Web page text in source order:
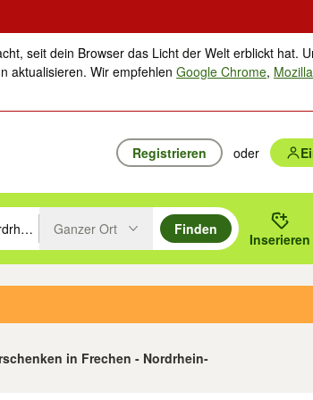
seit dein Browser das Licht der Welt erblickt hat.
aktualisieren. Wir empfehlenGoogle Chrome,
Registrieren oder
nach oben/unten durchsuchen und mit
Eingabetaste drücken um zu suchen, oder
Ganzer Ort
Finden
Inserieren
in Frechen - Nordrhein-